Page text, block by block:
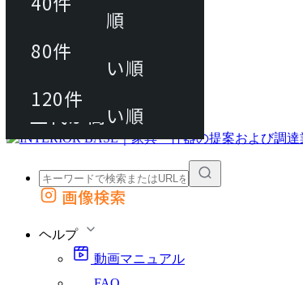
動画マニュアル
FAQ
カート
外部サイトの商品をカートに追加
画像検索
ヘルプ
動画マニュアル
80件
120件
おすすめ順
上代が安い順
上代が高い順
80件
120件